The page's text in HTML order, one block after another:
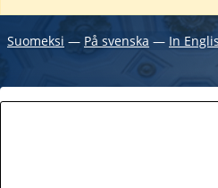
Suomeksi ― På svenska ― In